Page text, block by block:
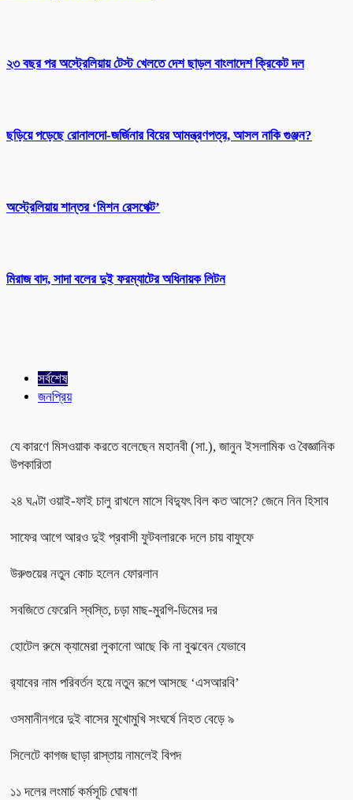
২৩ বছর পর অস্ট্রেলিয়ায় টেস্ট খেলতে দেশ ছাড়ল বাংলাদেশ ক্রিকেট দল
ছড়িয়ে পড়েছে রোনালদো-জর্জিনার বিয়ের আমন্ত্রণপত্র, আসল নাকি গুঞ্জন?
অস্ট্রেলিয়ায় শান্তর ‘মিশন রেসপেক্ট’
মিরাজ বাদ, সাদা বলের দুই ফরম্যাটের অধিনায়ক লিটন
সর্বশেষ
জনপ্রিয়
যে কারণে মিসওয়াক করতে বলেছেন মহানবী (সা.), জানুন ইসলামিক ও বৈজ্ঞানিক
উপকারিতা
২৪ ঘণ্টা ওয়াই-ফাই চালু রাখলে মাসে বিদ্যুৎ বিল কত আসে? জেনে নিন হিসাব
সাফের আগে আরও দুই প্রবাসী ফুটবলারকে দলে চায় বাফুফে
উরুগুয়ের নতুন কোচ হলেন ফোরলান
সবজিতে ফেরেনি স্বস্তি, চড়া মাছ-মুরগি-ডিমের দর
হোটেল রুমে ক্যামেরা লুকানো আছে কি না বুঝবেন যেভাবে
র‌্যাবের নাম পরিবর্তন হয়ে নতুন রূপে আসছে ‘এসআরবি’
ওসমানীনগরে দুই বাসের মুখোমুখি সংঘর্ষে নিহত বেড়ে ৯
সিলেটে কাগজ ছাড়া রাস্তায় নামলেই বিপদ
১১ দলের লংমার্চ কর্মসূচি ঘোষণা